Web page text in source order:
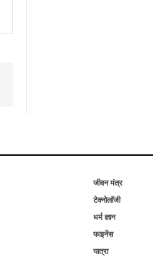
जीवन मंत्र
टेक्नोलॉजी
धर्म ज्ञान
फाइनेंस
यात्रा